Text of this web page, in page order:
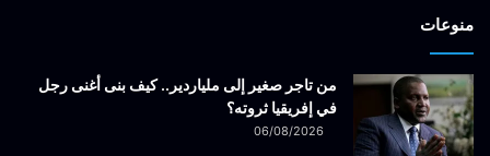
منوعات
من تاجر صغير إلى ملياردير.. كيف بنى أغنى رجل
في إفريقيا ثروته؟
06/08/2026